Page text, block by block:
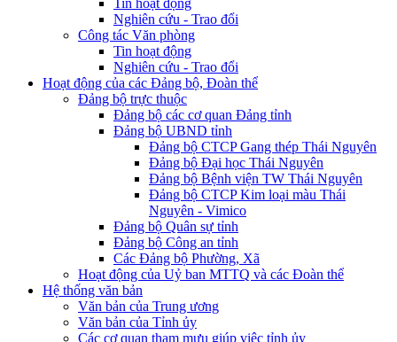
Nghiên cứu - Trao đổi
Công tác Văn phòng
Tin hoạt động
Nghiên cứu - Trao đổi
Hoạt động của các Đảng bộ, Đoàn thể
Đảng bộ trực thuộc
Đảng bộ các cơ quan Đảng tỉnh
Đảng bộ UBND tỉnh
Đảng bộ CTCP Gang thép Thái Nguyên
Đảng bộ Đại học Thái Nguyên
Đảng bộ Bệnh viện TW Thái Nguyên
Đảng bộ CTCP Kim loại màu Thái
Nguyên - Vimico
Đảng bộ Quân sự tỉnh
Đảng bộ Công an tỉnh
Các Đảng bộ Phường, Xã
Hoạt động của Uỷ ban MTTQ và các Đoàn thể
Hệ thống văn bản
Văn bản của Trung ương
Văn bản của Tỉnh ủy
Các cơ quan tham mưu giúp việc tỉnh ủy